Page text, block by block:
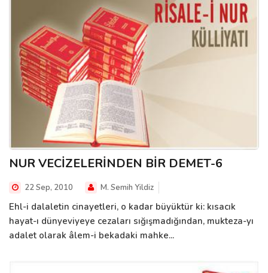
NUR VECİZELERİNDEN BİR DEMET-6
22 Sep, 2010 M. Semih Yildiz
Ehl-i dalaletin cinayetleri, o kadar büyüktür ki: kısacık
hayat-ı dünyeviyeye cezaları sığışmadığından, mukteza-yı
adalet olarak âlem-i bekadaki mahke...